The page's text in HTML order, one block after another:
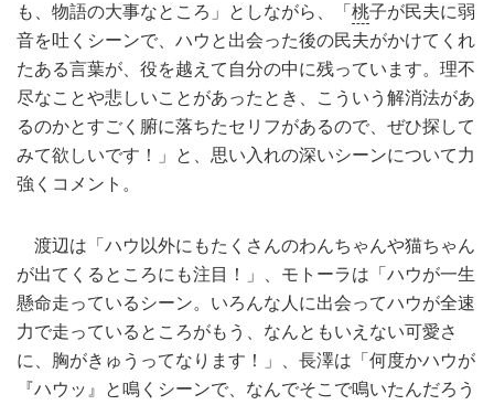
も、物語の大事なところ」としながら、「桃子が民夫に弱
音を吐くシーンで、ハウと出会った後の民夫がかけてくれ
たある言葉が、役を越えて自分の中に残っています。理不
尽なことや悲しいことがあったとき、こういう解消法があ
るのかとすごく腑に落ちたセリフがあるので、ぜひ探して
みて欲しいです！」と、思い入れの深いシーンについて力
強くコメント。
渡辺は「ハウ以外にもたくさんのわんちゃんや猫ちゃん
が出てくるところにも注目！」、モトーラは「ハウが一生
懸命走っているシーン。いろんな人に出会ってハウが全速
力で走っているところがもう、なんともいえない可愛さ
に、胸がきゅうってなります！」、長澤は「何度かハウが
『ハウッ』と鳴くシーンで、なんでそこで鳴いたんだろう